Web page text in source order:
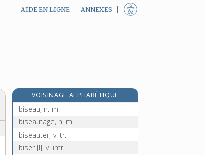
AIDE EN LIGNE ANNEXES
VOISINAGE ALPHABÉTIQUE
bise [II], n. f.
biseau, n. m.
biseautage, n. m.
biseauter, v. tr.
biser [I], v. intr.